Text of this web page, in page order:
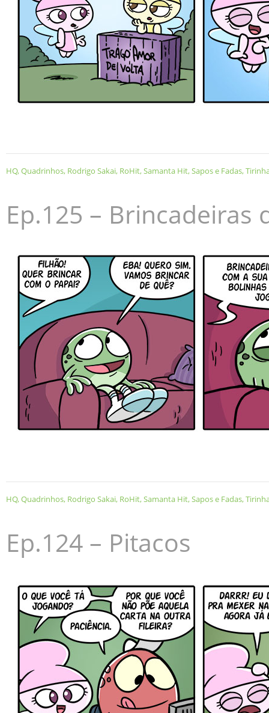
HQ,Quadrinhos, Rodrigo Sakai, RoHit,Samanta Hit,Sapos e Fadas,
Ep.125 – Brincadeiras
HQ,Quadrinhos, Rodrigo Sakai, RoHit,Samanta Hit,Sapos e Fadas,
Ep.124 – Pitacos